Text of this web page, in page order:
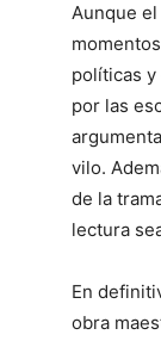
Aunque
políticas
por las
vilo.
de la
lectura
En
obra